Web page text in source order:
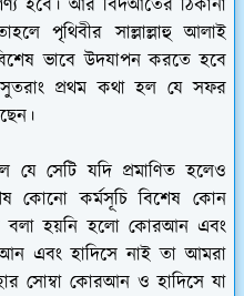
হবে। আর বিদআতের ঠিকানা
পৃথিবীর সাল্লাল্লাহু আলাই
ভাবে উদযাপন করতে হবে
প্রথম কথা হল যে সফর
যে সেটি যদি প্রমাণিত হলেও
কোনো কর্মসূচি বিশেষ কোন
বলা হয়নি হলো কোরআন এবং
এবং হাদিসে নাই তা আমরা
সোম্বা কোরআন ও হাদিসে যা